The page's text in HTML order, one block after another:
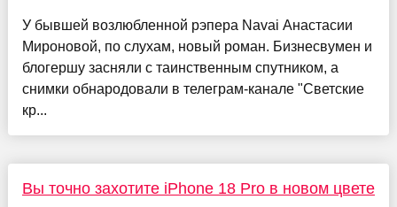
У бывшей возлюбленной рэпера Navai Анастасии
Мироновой, по слухам, новый роман. Бизнесвумен и
блогершу засняли с таинственным спутником, а
снимки обнародовали в телеграм-канале "Светские
кр...
Вы точно захотите iPhone 18 Pro в новом цвете